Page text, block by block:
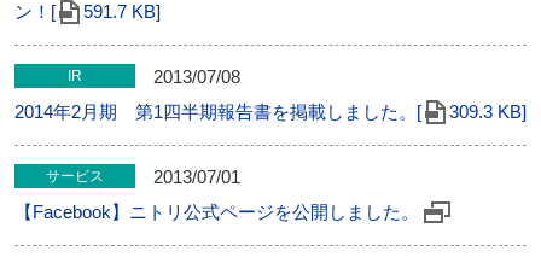
ン！[
591.7 KB]
IR
2013/07/08
2014年2月期 第1四半期報告書を掲載しました。[
309.3 KB]
サービス
2013/07/01
【Facebook】ニトリ公式ページを公開しました。